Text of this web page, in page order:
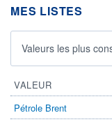
MES LISTES
Valeurs les plus
VALEUR
Pétrole Brent